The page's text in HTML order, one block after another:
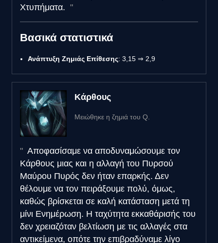
Χτυπήματα.
Βασικά στατιστικά
Ανάπτυξη Ζημιάς Επίθεσης: 3,15 ⇒ 2,9
Κάρθους
Μειώθηκε η ζημιά του Q.
Αποφασίσαμε να αποδυναμώσουμε τον
Κάρθους μιας και η αλλαγή του Πυρσού
Μαύρου Πυρός δεν ήταν επαρκής. Δεν
θέλουμε να τον πειράξουμε πολύ, όμως,
καθώς βρίσκεται σε καλή κατάσταση μετά τη
μίνι Ενημέρωση. Η ταχύτητα εκκαθάρισής του
δεν χρειαζόταν βελτίωση με τις αλλαγές στα
αντικείμενα, οπότε την επιβραδύναμε λίγο